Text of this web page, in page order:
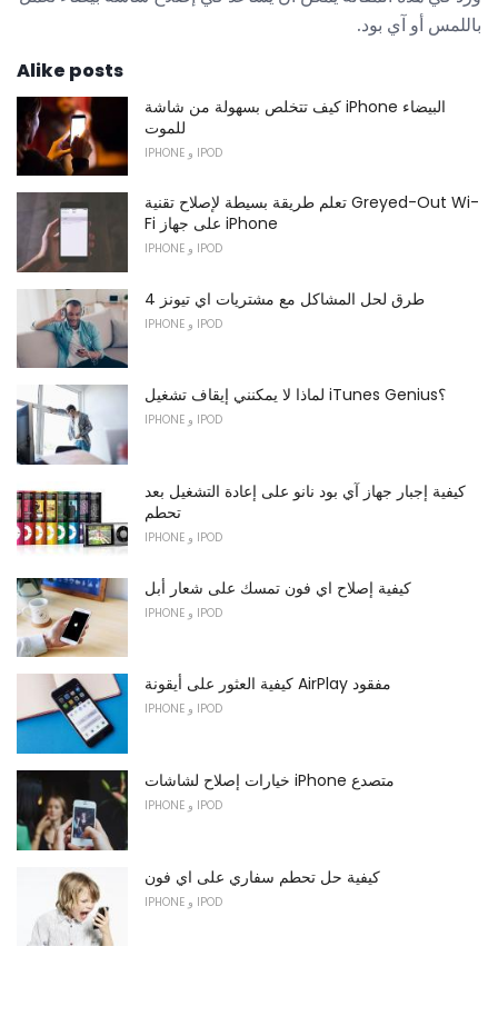
باللمس أو آي بود.
Alike posts
كيف تتخلص بسهولة من شاشة iPhone البيضاء
للموت
IPHONE و IPOD
تعلم طريقة بسيطة لإصلاح تقنية Greyed-Out Wi-
Fi على جهاز iPhone
IPHONE و IPOD
4 طرق لحل المشاكل مع مشتريات اي تيونز
IPHONE و IPOD
لماذا لا يمكنني إيقاف تشغيل iTunes Genius؟
IPHONE و IPOD
كيفية إجبار جهاز آي بود نانو على إعادة التشغيل بعد
تحطم
IPHONE و IPOD
كيفية إصلاح اي فون تمسك على شعار أبل
IPHONE و IPOD
كيفية العثور على أيقونة AirPlay مفقود
IPHONE و IPOD
خيارات إصلاح لشاشات iPhone متصدع
IPHONE و IPOD
كيفية حل تحطم سفاري على اي فون
IPHONE و IPOD